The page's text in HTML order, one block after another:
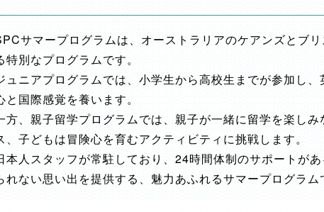
サマープログラムは、オーストラリアのケアンズとブ
特別なプログラムです。
ュニアプログラムでは、小学生から高校生までが参加し
と国際感覚を養います。
方、親子留学プログラムでは、親子が一緒に留学を楽し
、子どもは冒険心を育むアクティビティに挑戦します。
本人スタッフが常駐しており、24時間体制のサポートが
れない思い出を提供する、魅力あふれるサマープログラム